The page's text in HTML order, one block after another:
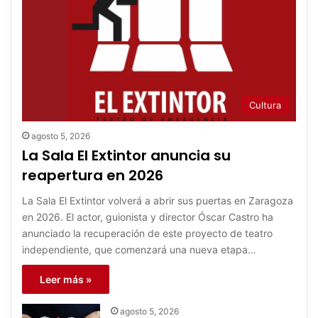
Cultura
agosto 5, 2026
La Sala El Extintor anuncia su
reapertura en 2026
La Sala El Extintor volverá a abrir sus puertas en Zaragoza
en 2026. El actor, guionista y director Óscar Castro ha
anunciado la recuperación de este proyecto de teatro
independiente, que comenzará una nueva etapa…
Leer más »
agosto 5, 2026